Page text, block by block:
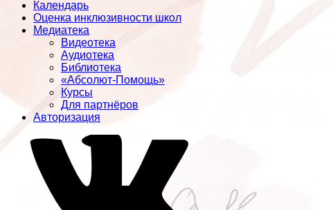
Календарь
Оценка инклюзивности школ
Медиатека
Видеотека
Аудиотека
Библиотека
«Абсолют-Помощь»
Курсы
Для партнёров
Авторизация